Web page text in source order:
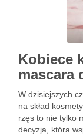
Kobiece
mascara
W dzisiejszych
na skład
rzęs to nie tylko
decyzja, która